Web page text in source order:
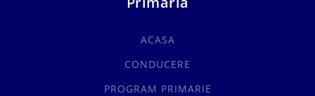
ACASA
CONDUCERE
PROGRAM PRIMARIE